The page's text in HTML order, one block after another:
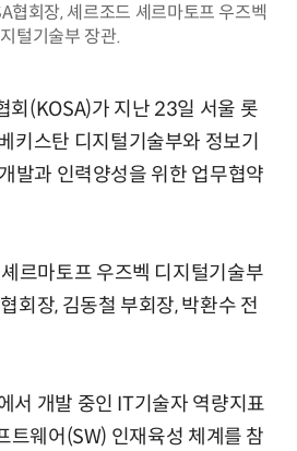
협회장, 셰르조드 셰르마토프 우즈벡
털기술부 장관.
회(KOSA)가 지난 23일 서울 롯
키스탄 디지털기술부와 정보기
발과 인력양성을 위한 업무협약
르마토프 우즈벡 디지털기술부
회장, 김동철 부회장, 박환수 전
서 개발 중인 IT기술자 역량지표
트웨어(SW) 인재육성 체계를 참